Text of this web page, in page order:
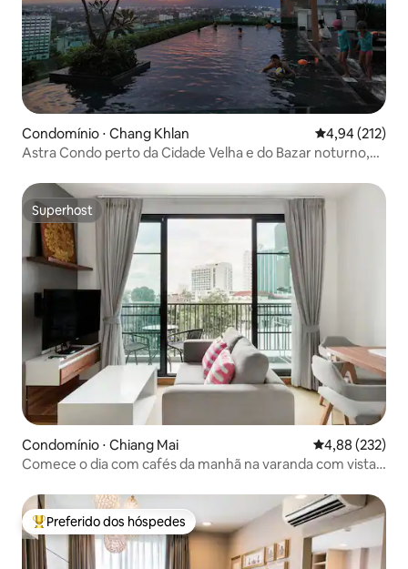
Condomínio ⋅ Chang Khlan 4,94 de uma
4,94 (212)
Astra Condo perto da Cidade Velha e do Bazar noturno,
Superhost
Superhost
Condomínio ⋅ Chiang Mai 4,88 de uma
4,88 (232)
Comece o dia com cafés da manhã na varanda com vistas
Entre os melhores preferidos dos hóspedes
Preferido dos hóspedes